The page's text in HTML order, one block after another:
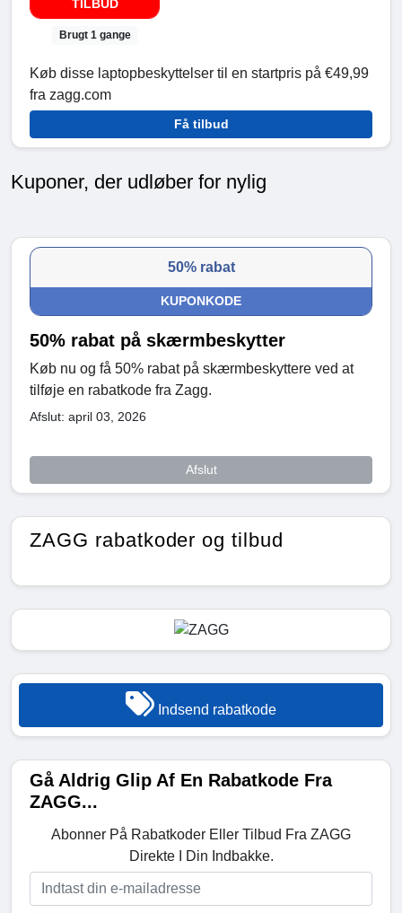
TILBUD
Brugt 1 gange
Køb disse laptopbeskyttelser til en startpris på €49,99
fra zagg.com
Få tilbud
Kuponer, der udløber for nylig
50% rabat
KUPONKODE
50% rabat på skærmbeskytter
Køb nu og få 50% rabat på skærmbeskyttere ved at
tilføje en rabatkode fra Zagg.
Afslut: april 03, 2026
Afslut
ZAGG rabatkoder og tilbud
Indsend rabatkode
Gå Aldrig Glip Af En Rabatkode Fra
ZAGG...
Abonner På Rabatkoder Eller Tilbud Fra ZAGG
Direkte I Din Indbakke.